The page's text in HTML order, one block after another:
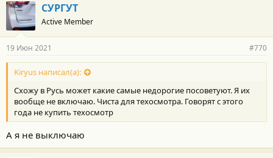
СУРГУТ
Active Member
19 Июн 2021 #770
Kiryus написал(а):
Схожу в Русь может какие самые недорогие посоветуют. Я их
вообще не включаю. Чиста для техосмотра. Говорят с этого
года не купить техосмотр
А я не выключаю